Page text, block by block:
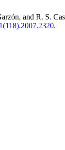
and R. S.
.